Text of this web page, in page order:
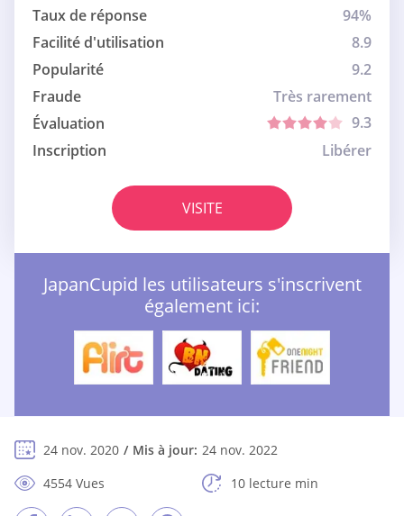
Taux de réponse
94%
Facilité d'utilisation
8.9
Popularité
9.2
Fraude
Très rarement
Évaluation
9.3
Inscription
Libérer
VISITE
JapanCupid les utilisateurs s'inscrivent
également ici:
24 nov. 2020 Mis à jour: 24 nov. 2022
4554 Vues
10 lecture min